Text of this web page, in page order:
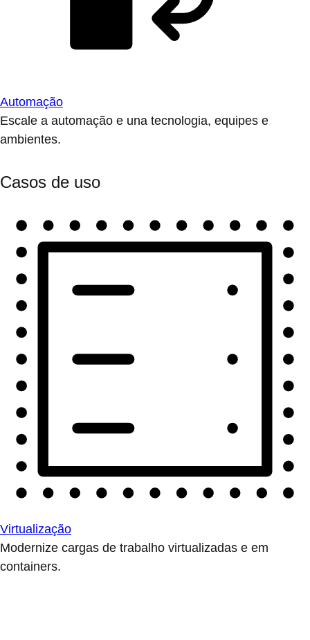
Automação
Escale a automação e una tecnologia, equipes e
ambientes.
Casos de uso
Virtualização
Modernize cargas de trabalho virtualizadas e em
containers.